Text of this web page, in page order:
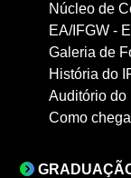
Núcleo de
EA/IFGW -
Galeria de
História do
Auditório do
Como